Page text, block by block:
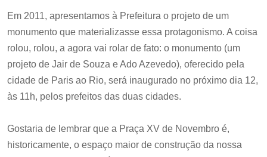
Em 2011, apresentamos à Prefeitura o projeto de um
monumento que materializasse essa protagonismo. A coisa
rolou, rolou, a agora vai rolar de fato: o monumento (um
projeto de Jair de Souza e Ado Azevedo), oferecido pela
cidade de Paris ao Rio, será inaugurado no próximo dia 12,
às 11h, pelos prefeitos das duas cidades.
Gostaria de lembrar que a Praça XV de Novembro é,
historicamente, o espaço maior de construção da nossa